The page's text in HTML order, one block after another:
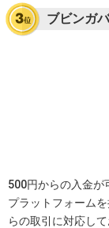
ブビンガ
500円からの入金が
プラットフォーム
らの取引に対応し